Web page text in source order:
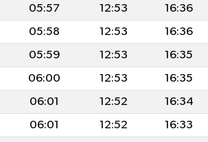
05:57 12:53 16:36
05:58 12:53 16:36
05:59 12:53 16:35
06:00 12:53 16:35
06:01 12:52 16:34
06:01 12:52 16:33